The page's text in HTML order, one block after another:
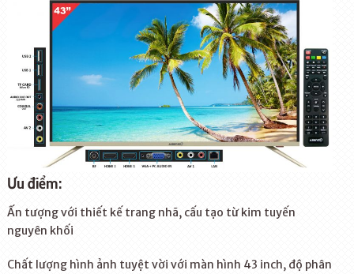
Ưu điểm:
Ấn tượng với thiết kế trang nhã, cấu tạo từ kim tuyến
nguyên khối
Chất lượng hình ảnh tuyệt vời với màn hình 43 inch, độ phân